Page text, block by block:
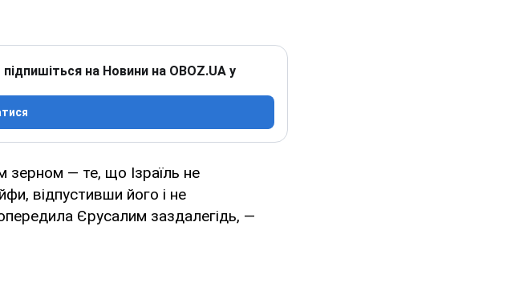
на Новини на OBOZ.UA у
зерном — те, що Ізраїль не
відпустивши його і не
Єрусалим заздалегідь, —